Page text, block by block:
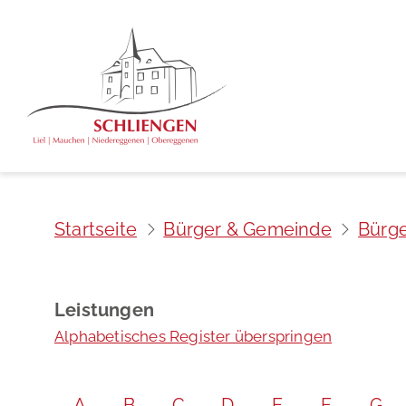
Startseite Bürger & Gemeinde
Leistungen
Alphabetisches Register überspringen